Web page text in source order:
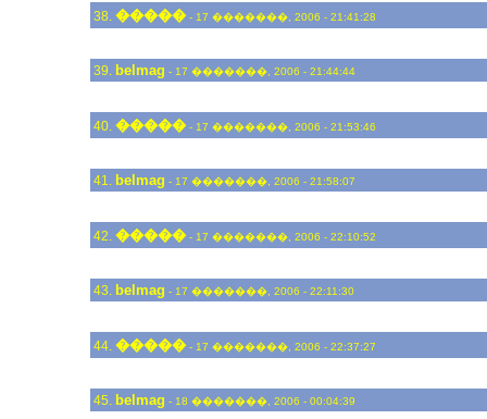
38. �����- 17 �������, 2006 - 21:41:28
39. belmag - 17 �������, 2006 - 21:44:44
40. �����- 17 �������, 2006 - 21:53:46
41. belmag - 17 �������, 2006 - 21:58:07
42. �����- 17 �������, 2006 - 22:10:52
43. belmag - 17 �������, 2006 - 22:11:30
44. �����- 17 �������, 2006 - 22:37:27
45. belmag - 18 �������, 2006 - 00:04:39